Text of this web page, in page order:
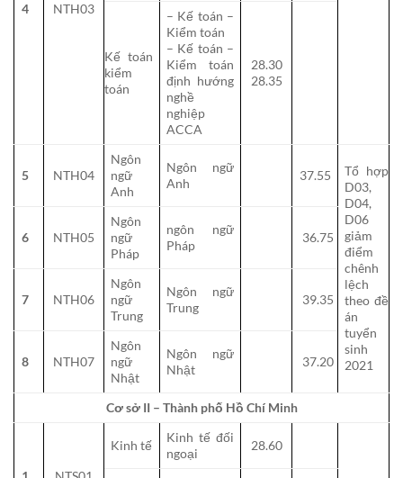
4 NTH03
Kế toán
kiểm
toán
– Kế toán –
Kiểm toán
– Kế toán –
Kiểm toán
định hướng
nghề
nghiệp
ACCA
28.30
28.35
5 NTH04
Ngôn
ngữ
Anh
Ngôn ngữ
Anh
37.55
Tổ hợp
D03,
D04,
D06
giảm
điểm
chênh
lệch
theo đề
án
tuyển
sinh
2021
6 NTH05
Ngôn
ngữ
Pháp
ngôn ngữ
Pháp
36.75
7 NTH06
Ngôn
ngữ
Trung
Ngôn ngữ
Trung
39.35
8 NTH07
Ngôn
ngữ
Nhật
Ngôn ngữ
Nhật
37.20
Cơ sở II – Thành phố Hồ Chí Minh
Kinh tế
Kinh tế đối
ngoại
28.60